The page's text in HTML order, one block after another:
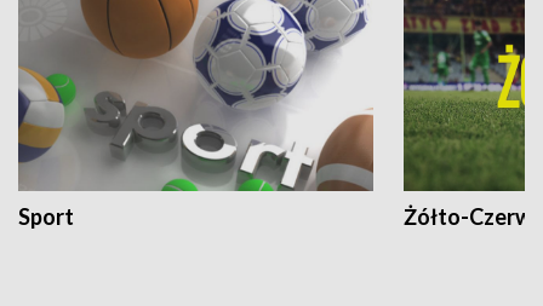
Sport Żółto-